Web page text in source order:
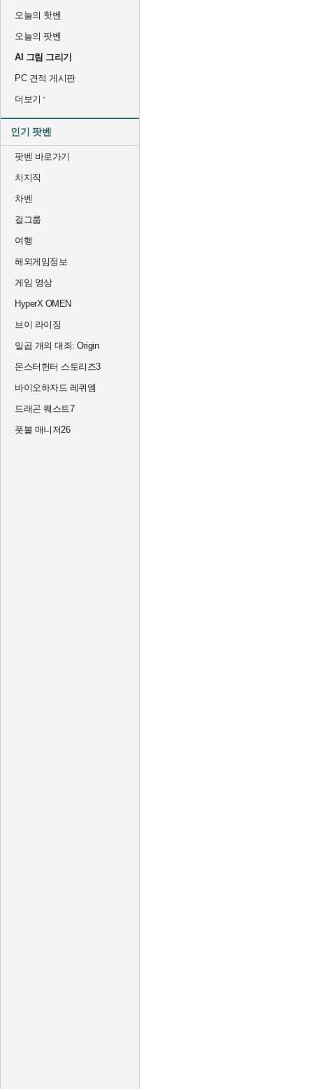
오늘의 핫벤
오늘의 팟벤
AI 그림 그리기
PC 견적 게시판
더보기
인기 팟벤
팟벤 바로가기
치지직
차벤
걸그룹
여행
해외게임정보
게임 영상
HyperX OMEN
브이 라이징
일곱 개의 대죄: Origin
몬스터헌터 스토리즈3
바이오하자드 레퀴엠
드래곤 퀘스트7
풋볼 매니저26